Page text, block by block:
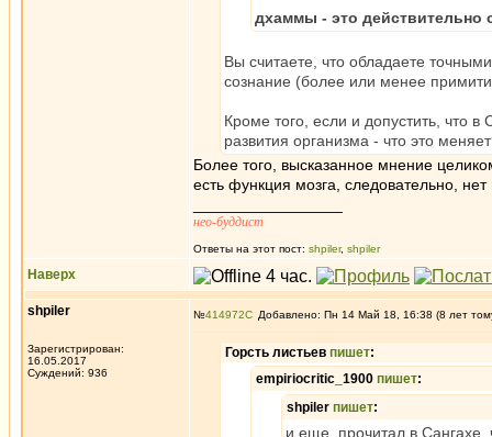
дхаммы - это действительно
Вы считаете, что обладаете
сознание (более или менее
Кроме того, если и допустить, что
развития организма - что это
Более того, высказанное мнение
есть функция мозга, следовательно,
нео-буддист
Ответы на этот пост: shpiler, shpiler
Наверх
shpiler
Зарегистрирован:
16.05.2017
Суждений: 936
№414972 Добавлено: Пн 14 Май 18, 16:38 (8 лет
Горсть листьев пишет:
empiriocritic_1900 пишет:
shpiler пишет:
и еще. прочитал в Сангахе,